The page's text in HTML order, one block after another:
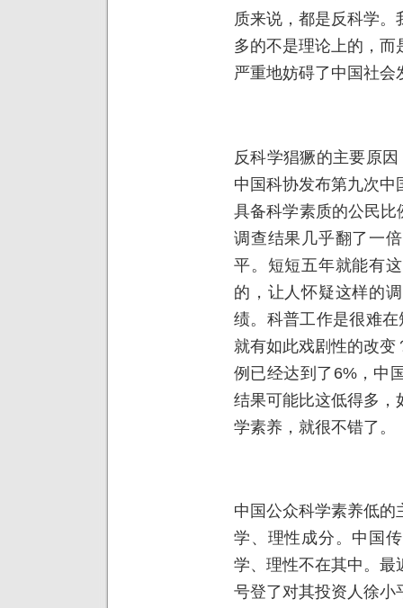
质来说，都是反科学
多的不是理论上的，
严重地妨碍了中国社会
反科学猖獗的主要原
中国科协发布第九次
具备科学素质的公民
调查结果几乎翻了一
平。短短五年就能有
的，让人怀疑这样的
绩。科普工作是很难
就有如此戏剧性的改
例已经达到了6%，中
结果可能比这低得多，
学素养，就很不错了。
中国公众科学素养低
学、理性成分。中国
学、理性不在其中。最
号登了对其投资人徐小